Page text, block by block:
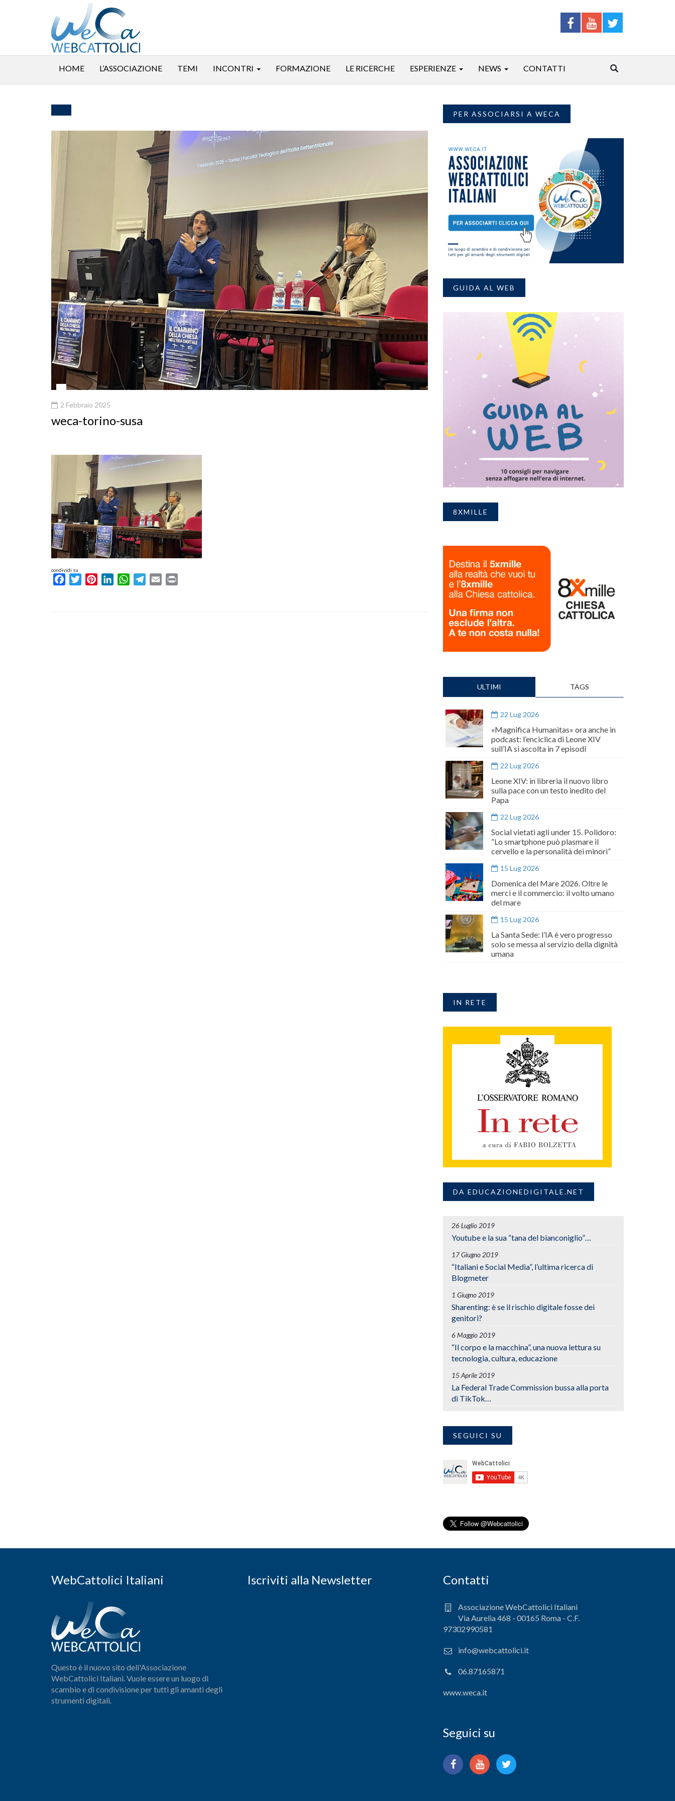
HOME L’ASSOCIAZIONE TEMI INCONTRI FORMAZIONE LE RICERCHE ESPERIENZE NEWS CONTATTI
2 Febbraio 2025
weca-torino-susa
condividi su
FacebookTwitterPinterestLinkedInWhatsAppTelegram
Email
PER ASSOCIARSI A WECA
GUIDA AL WEB
8XMILLE
ULTIMI TAGS
22 Lug 2026
«Magnifica Humanitas» ora anche in
podcast: l’enciclica di Leone XIV
sull’IA si ascolta in 7 episodi
22 Lug 2026
Leone XIV: in libreria il nuovo libro
sulla pace con un testo inedito del
Papa
22 Lug 2026
Social vietati agli under 15. Polidoro:
“Lo smartphone può plasmare il
cervello e la personalità dei minori”
15 Lug 2026
Domenica del Mare 2026. Oltre le
merci e il commercio: il volto umano
del mare
15 Lug 2026
La Santa Sede: l’IA è vero progresso
solo se messa al servizio della dignità
umana
IN RETE
DA EDUCAZIONEDIGITALE.NET
26 Luglio 2019
Youtube e la sua “tana del bianconiglio”…
17 Giugno 2019
“Italiani e Social Media”, l’ultima ricerca di
Blogmeter
1 Giugno 2019
Sharenting: è se il rischio digitale fosse dei
genitori?
6 Maggio 2019
“Il corpo e la macchina”, una nuova lettura su
tecnologia, cultura, educazione
15 Aprile 2019
La Federal Trade Commission bussa alla porta
di TikTok…
SEGUICI SU
WebCattolici Italiani
Questo è il nuovo sito dell'Associazione
WebCattolici Italiani. Vuole essere un luogo di
scambio e di condivisione per tutti gli amanti degli
strumenti digitali.
Iscriviti alla Newsletter Contatti
Associazione WebCattolici Italiani
Via Aurelia 468 - 00165 Roma - C.F.
97302990581
info@webcattolici.it
06.87165871
www.weca.it
Seguici su